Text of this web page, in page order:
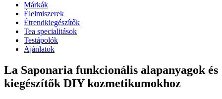
Márkák
Élelmiszerek
Étrendkiegészítők
Tea specialitások
Testápolók
Ajánlatok
La Saponaria funkcionális alapanyagok és
kiegészítők DIY kozmetikumokhoz